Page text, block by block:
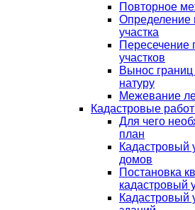
Повторное
Определение
участка
Пересечение
участков
Вынос границ
натуру
Межевание
Кадастровые
Для чего
план
Кадастровый
домов
Постановка
кадастровый
Кадастровый